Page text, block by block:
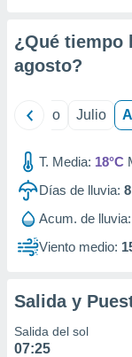
e
de
¿Qué tiempo
agosto?
Junio Julio
T. Media: 18°C
Días de lluvia: 8
Acum. de lluvia:
Viento medio:
Salida y
Salida del sol
07:25